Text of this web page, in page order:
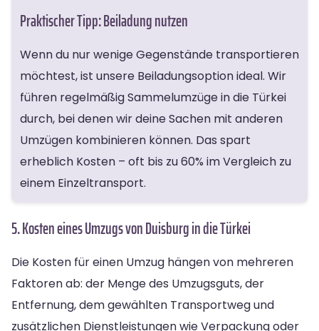
Praktischer Tipp: Beiladung nutzen
Wenn du nur wenige Gegenstände transportieren
möchtest, ist unsere Beiladungsoption ideal. Wir
führen regelmäßig Sammelumzüge in die Türkei
durch, bei denen wir deine Sachen mit anderen
Umzügen kombinieren können. Das spart
erheblich Kosten – oft bis zu 60% im Vergleich zu
einem Einzeltransport.
5. Kosten eines Umzugs von Duisburg in die Türkei
Die Kosten für einen Umzug hängen von mehreren
Faktoren ab: der Menge des Umzugsguts, der
Entfernung, dem gewählten Transportweg und
zusätzlichen Dienstleistungen wie Verpackung oder